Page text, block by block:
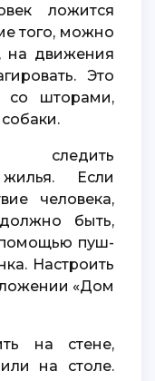
ложится
того, можно
на движения
Это
со шторами,
Если
человека,
быть,
пуш-
Настроить
«Дом
на столе.